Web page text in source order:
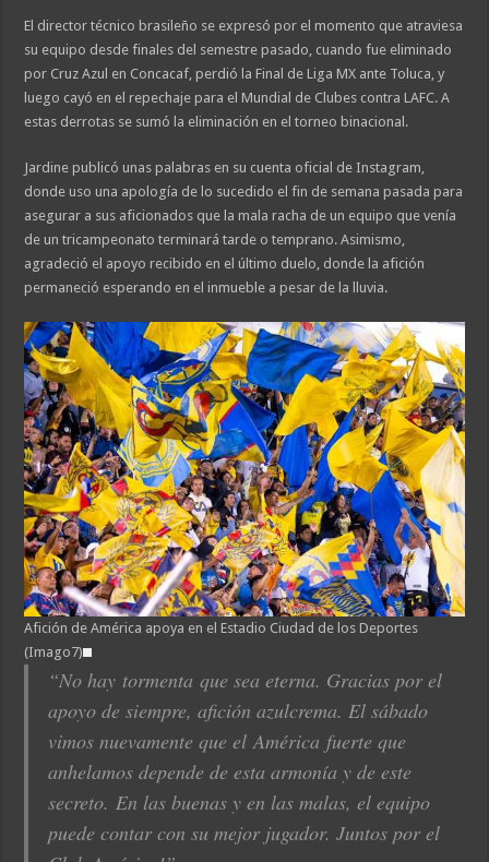
El director técnico brasileño se expresó por el momento que atraviesa
su equipo desde finales del semestre pasado, cuando fue eliminado
por Cruz Azul en Concacaf, perdió la Final de Liga MX ante Toluca, y
luego cayó en el repechaje para el Mundial de Clubes contra LAFC. A
estas derrotas se sumó la eliminación en el torneo binacional.
Jardine publicó unas palabras en su cuenta oficial de Instagram,
donde uso una apología de lo sucedido el fin de semana pasada para
asegurar a sus aficionados que la mala racha de un equipo que venía
de un tricampeonato terminará tarde o temprano. Asimismo,
agradeció el apoyo recibido en el último duelo, donde la afición
permaneció esperando en el inmueble a pesar de la lluvia.
Afición de América apoya en el Estadio Ciudad de los Deportes
(Imago7)
“No hay tormenta que sea eterna. Gracias por el
apoyo de siempre, afición azulcrema. El sábado
vimos nuevamente que el América fuerte que
anhelamos depende de esta armonía y de este
secreto. En las buenas y en las malas, el equipo
puede contar con su mejor jugador. Juntos por el